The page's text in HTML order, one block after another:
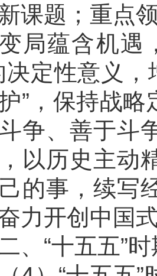
课题；重点
蕴含机遇，
决定性意义，
”，保持战
争、善于斗
以历史主动
的事，续写
力开创中国
“十五五”时